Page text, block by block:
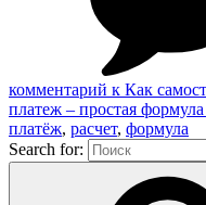
комментарий к Как
платеж – простая
платёж, расчет, формула
Search for: